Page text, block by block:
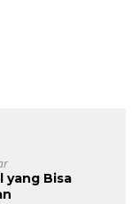
yang Bisa